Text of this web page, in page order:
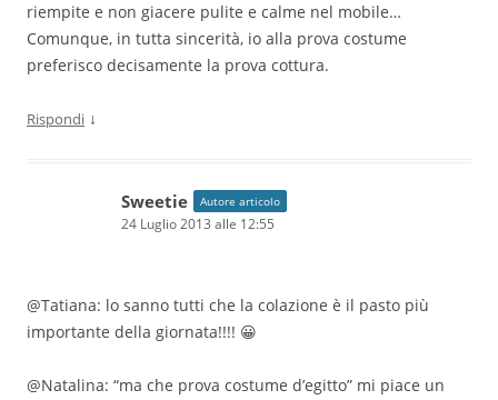
riempite e non giacere pulite e calme nel mobile…
Comunque, in tutta sincerità, io alla prova costume
preferisco decisamente la prova cottura.
Rispondi ↓
Sweetie Autore articolo
24 Luglio 2013 alle 12:55
@Tatiana: lo sanno tutti che la colazione è il pasto più
importante della giornata!!!! 😀
@Natalina: “ma che prova costume d’egitto” mi piace un